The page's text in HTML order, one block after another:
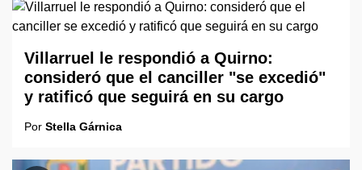
Villarruel le respondió a Quirno:
consideró que el canciller "se excedió"
y ratificó que seguirá en su cargo
Por Stella Gárnica